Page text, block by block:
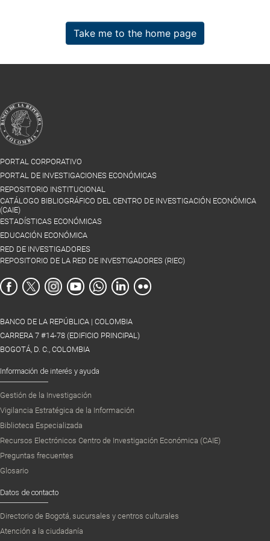
Take me to the home page
PORTAL CORPORATIVO
PORTAL DE INVESTIGACIONES ECONÓMICAS
REPOSITORIO INSTITUCIONAL
CATÁLOGO BIBLIOGRÁFICO DEL CENTRO DE INVESTIGACIÓN ECONÓMICA
(CAIE)
ESTADÍSTICAS ECONÓMICAS
EDUCACIÓN ECONÓMICA
RED DE INVESTIGADORES
REPOSITORIO DE LA RED DE INVESTIGADORES (RIEC)
BANCO DE LA REPÚBLICA | COLOMBIA
CARRERA 7 #14-78 (EDIFICIO PRINCIPAL)
BOGOTÁ, D. C., COLOMBIA
Información de interés y ayuda
Gestión de la Investigación
Vigilancia Estratégica de la Información
Biblioteca Especializada
Recursos Electrónicos Centro de Investigación Económica (CAIE)
Preguntas frecuentes
Glosario
Datos de contacto
Directorio de Bogotá, sucursales y centros culturales
Atención a la ciudadanía